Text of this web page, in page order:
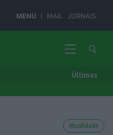
MENU MAIL JORNAIS
Últimas
Atualidade